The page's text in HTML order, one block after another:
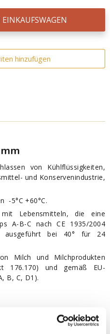
hinzufügen
von Kühlflüssigkeiten,
und Konservenindustrie,
-5°C +60°C.
Lebensmitteln, die eine
A-B-C nach CE 1935/2004
ausgeführt bei 40° für 24
Milch und Milchprodukten
176.170) und gemäß EU-
B, C, D1).